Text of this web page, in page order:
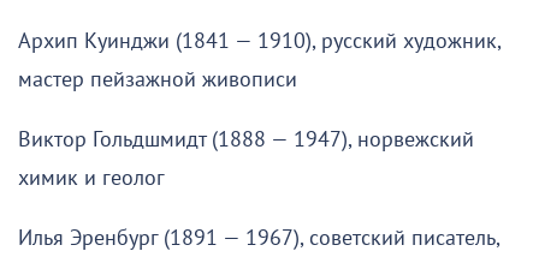
Архип Куинджи (1841 — 1910), русский художник,
мастер пейзажной живописи
Виктор Гольдшмидт (1888 — 1947), норвежский
химик и геолог
Илья Эренбург (1891 — 1967), советский писатель,